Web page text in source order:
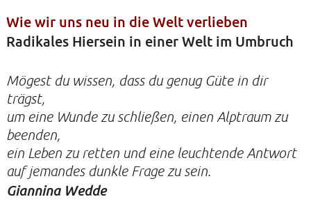
GOTT UND DAS LEBEN FEIERN
HEILKRAFT DES KÖRPERS
STILLE UND SPIEL FÜR KINDER UND
JUGENDLICHE
VORTRÄGE
KONZERTE
ALLE TERMINE
Wie wir uns neu in die Welt verlieben
Radikales Hiersein in einer Welt im Umbruch
Mögest du wissen, dass du genug Güte in dir
trägst,
um eine Wunde zu schließen, einen Alptraum zu
beenden,
ein Leben zu retten und eine leuchtende Antwort
auf jemandes dunkle Frage zu sein.
Giannina Wedde